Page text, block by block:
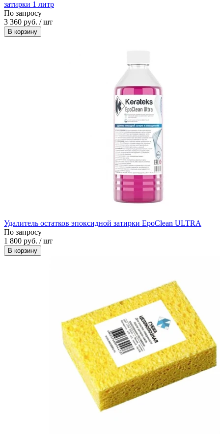
затирки 1 литр
По запросу
3 360 руб. / шт
В корзину
Удалитель остатков эпоксидной затирки EpoClean ULTRA
По запросу
1 800 руб. / шт
В корзину